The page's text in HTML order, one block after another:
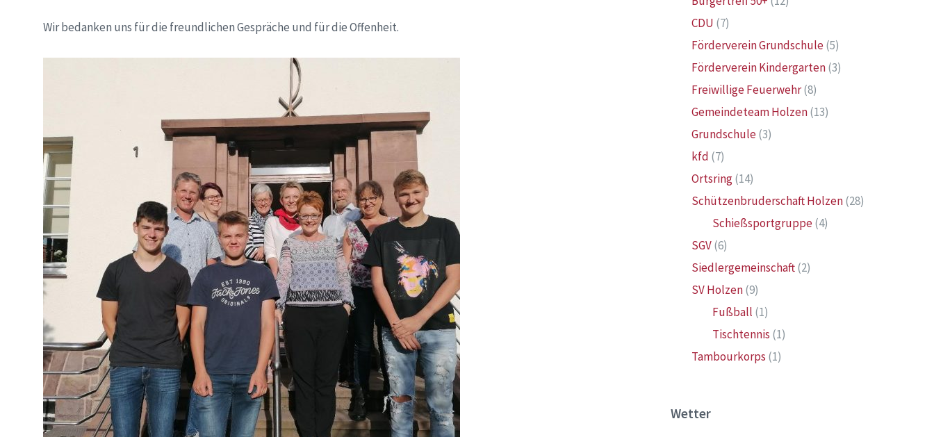
Wir bedanken uns für die freundlichen Gespräche und für die Offenheit.
CDU (7)
Förderverein Grundschule(5)
Förderverein Kindergarten(3)
Freiwillige Feuerwehr(8)
Gemeindeteam Holzen(13)
Grundschule(3)
kfd (7)
Ortsring(14)
Schützenbruderschaft Holzen(28)
Schießsportgruppe(4)
SGV(6)
Siedlergemeinschaft(2)
SV Holzen(9)
Fußball (1)
Tischtennis (1)
Tambourkorps (1)
Wetter